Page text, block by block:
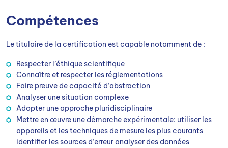
Compétences
Le titulaire de la certification est capable notamment de :
Respecter l’éthique scientifique
Connaître et respecter les réglementations
Faire preuve de capacité d’abstraction
Analyser une situation complexe
Adopter une approche pluridisciplinaire
Mettre en œuvre une démarche expérimentale: utiliser les
appareils et les techniques de mesure les plus courants
identifier les sources d’erreur analyser des données